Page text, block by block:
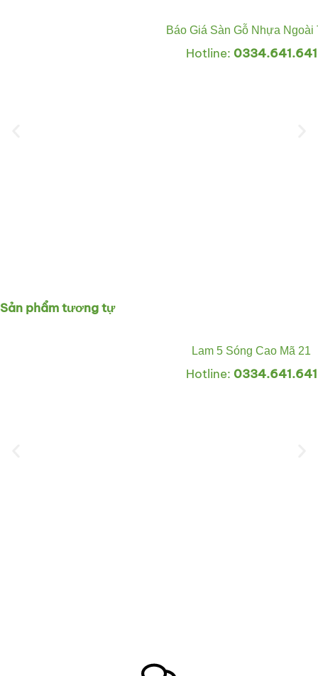
Báo Giá Sàn Gỗ Nhựa Ngoài
Hotline: 0334.641.641
Sản phẩm tương tự
Lam 5 Sóng Cao Mã 21
Hotline: 0334.641.641